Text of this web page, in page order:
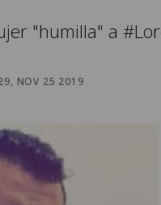
"humilla" a
NOV 25 2019